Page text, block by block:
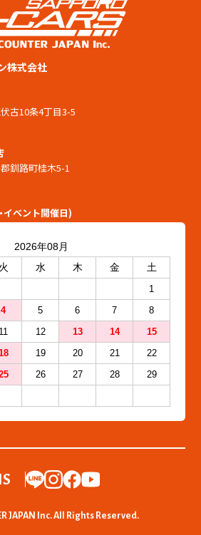
株式会社
古10条4丁目3-5
釧路町桂木5-1
イベント開催日)
2026年08月
火 水 木 金 土
1
4 5 6 7
8
11 12 13 14
15
19 20 21
22
26 27 28
29
JAPAN Inc. All Rights Reserved.